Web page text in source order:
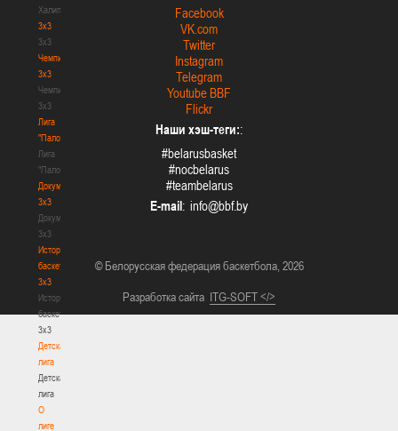
Халипского"
3x3
3x3
Чемпионат
3х3
Чемпионат
3х3
Лига
"Палова"
Лига
"Палова"
Документы
3х3
Документы
3х3
История
баскетбола
3х3
История
баскетбола
3х3
Детская
лига
Детская
лига
О
лиге
Facebook
VK.com
Twitter
Instagram
Telegram
Youtube BBF
Flickr
Наши хэш-теги::
#belarusbasket
#nocbelarus
#teambelarus
E-mail:
© Белорусская федерация баскетбола, 2026
Разработка сайта ITG-SOFT </>